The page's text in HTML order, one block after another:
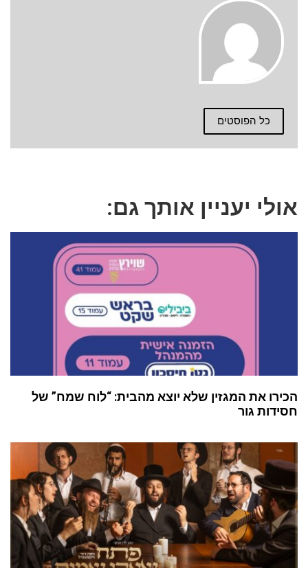
כל הפוסטים
אולי יעניין אותך גם:
הכירו את המגזין שלא יוצא מהבית: “לוח שמח” של
חסידות גור